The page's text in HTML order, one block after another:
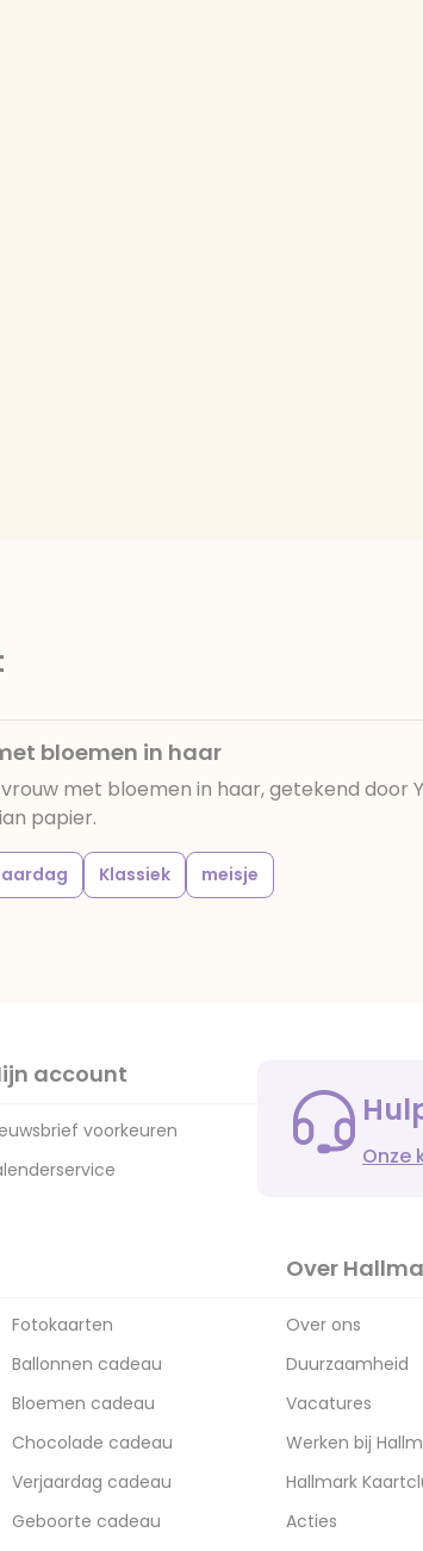
bloemen in haar
met bloemen in haar, getekend door
papier.
Klassiek meisje
account
voorkeuren
Onze
Fotokaarten
Ballonnen cadeau
Bloemen cadeau
Chocolade cadeau
Verjaardag cadeau
Geboorte cadeau
Over
Over ons
Duurzaamheid
Vacatures
Werken bij
Hallmark
Acties